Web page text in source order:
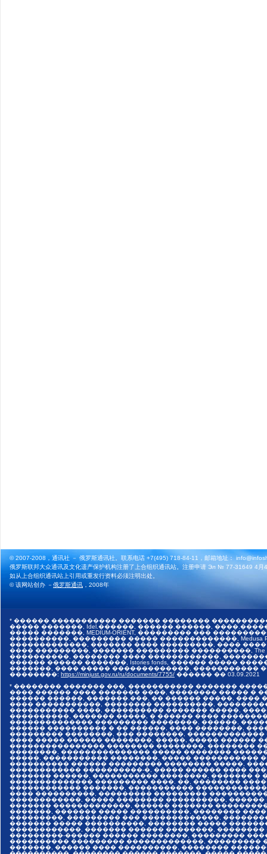
© 2007-2008，通讯社 － 俄罗斯通讯社。联系电话 +7(495) 718-84-11，邮箱地址：
俄罗斯联邦大众通讯及文化遗产保护机构注册了上合组织通讯站。注册申请 Эл № 77-31649 4月
如从上合组织通讯站上引用或重发行资料必须注明出处。
© 该网站创办 －俄罗斯通讯 ，2008年
* ������ ����������� ������� ��������
����� �������, Idel.������, ������.������,
����� �������, MEDIUM-ORIENT, ��������� ���
����������, ��������� ����� �������������, Medusa
�������������, ������� ���� ���������, ����
���� ���������, ������� ��������� ����������,
����������, �������� ���� ������������,
������ ������ �������, Istories fonds, ������ �����
�������, ���� ����� �������������, �����������
��������: https://minjust.gov.ru/ru/documents/7755/ ������ �� 03.09.2021
* �������� ������� ���, ����������� �������
���� ������ ���� ������� ����, �������� ����� �
������ ������, �������.���, �� ������ �����,
���� �����������, �������� ����������,
����������� ����, ���������� ������� �����,
����������, ������� �����, � ������ ����
�������������� ��������� ��������, ������,
������ ���������� � �� ������, ���� ��������,
��������� ��������, ��� ��������,
���� ����� ������ ��������, �����, ����� ������
���������������� �������� ��������, ��������
��������, ��������������� ����� ��������
�����, ����������� ��������, ����� �����������
���������� ������ ��������� �������� �����,
������������ ����������-�, ����� ������ ����
������� ������, ����������� ��������, �������
�������������� ��������� ����. ��, ��������
������������ �������, �����������
���� ����������, ��������� ���������
������������, ����� �������� ����������,
������� �������������, ������ �������
�������, ������� ����� ����������, ��������
���������, ��������� ��� �������������,
������� ����� ����������, �������� �����
������������, ������� ������ ��������,
���������-������ ������ ��������, ���������
���������� ��������� �������������, ���������
�������, ������ ���� ����������, ��������